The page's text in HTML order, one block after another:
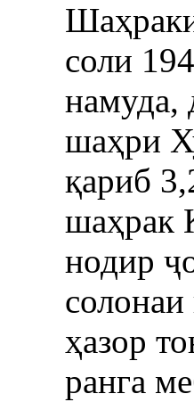
соли
намуда,
шаҳри
қариб
шаҳрак
нодир
ҳазор
ранга